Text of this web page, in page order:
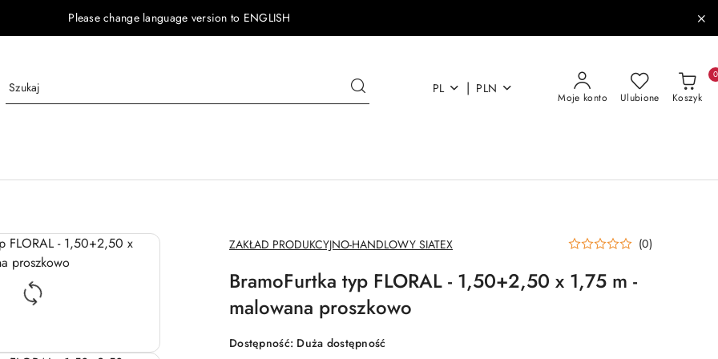
Please change language version to ENGLISH
PL | PLN
Moje konto Ulubione Koszyk
0
NAZWA
PRODUCENTA:
ZAKŁAD PRODUKCYJNO-HANDLOWY SIATEX (0)
BramoFurtka typ FLORAL - 1,50+2,50 x 1,75 m -
malowana proszkowo
Dostępność: Duża dostępność